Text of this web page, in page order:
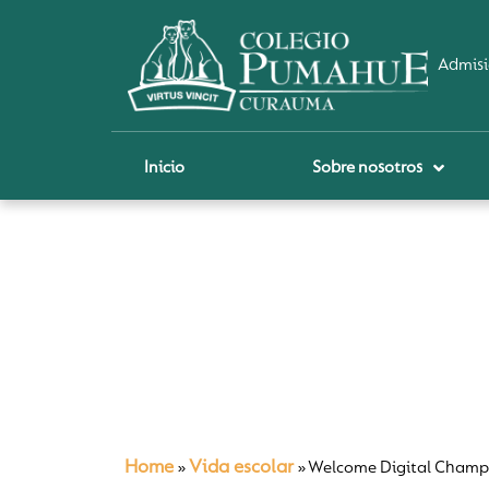
Inicio Sobre nosotros
Home » Vida escolar»Welcome Digital